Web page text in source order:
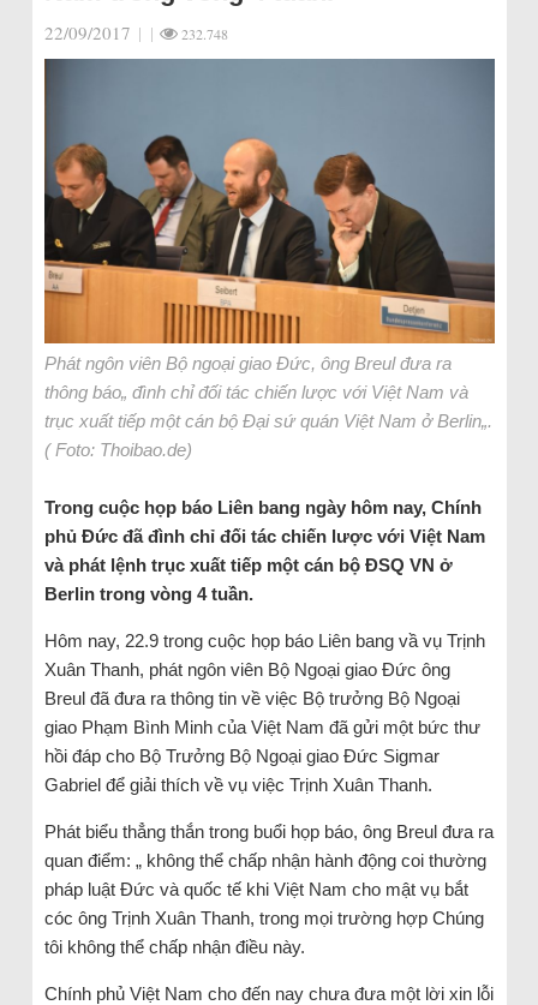
22/09/2017 | | 232.748
Phát ngôn viên Bộ ngoại giao Đức, ông Breul đưa ra
thông báo„ đình chỉ đối tác chiến lược với Việt Nam và
trục xuất tiếp một cán bộ Đại sứ quán Việt Nam ở Berlin„.
( Foto: Thoibao.de)
Trong cuộc họp báo Liên bang ngày hôm nay, Chính
phủ Đức đã đình chỉ đối tác chiến lược với Việt Nam
và phát lệnh trục xuất tiếp một cán bộ ĐSQ VN ở
Berlin trong vòng 4 tuần.
Hôm nay, 22.9 trong cuộc họp báo Liên bang vầ vụ Trịnh
Xuân Thanh, phát ngôn viên Bộ Ngoại giao Đức ông
Breul đã đưa ra thông tin về việc Bộ trưởng Bộ Ngoại
giao Phạm Bình Minh của Việt Nam đã gửi một bức thư
hồi đáp cho Bộ Trưởng Bộ Ngoại giao Đức Sigmar
Gabriel để giải thích về vụ việc Trịnh Xuân Thanh.
Phát biểu thẳng thắn trong buổi họp báo, ông Breul đưa ra
quan điểm: „ không thể chấp nhận hành động coi thường
pháp luật Đức và quốc tế khi Việt Nam cho mật vụ bắt
cóc ông Trịnh Xuân Thanh, trong mọi trường hợp Chúng
tôi không thể chấp nhận điều này.
Chính phủ Việt Nam cho đến nay chưa đưa một lời xin lỗi